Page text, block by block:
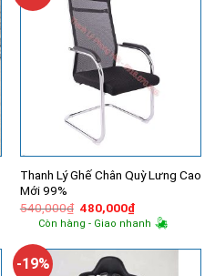
Thanh Lý Ghế Chân Quỳ Lưng Cao
Mới 99%
540,000₫ Giá
gốc
là:
480,000₫Giá
hiện
tại
480,000₫.
Còn hàng - Giao nhanh
-19%